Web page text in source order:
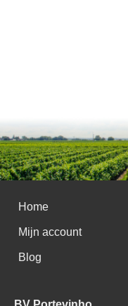
Home
Mijn account
Blog